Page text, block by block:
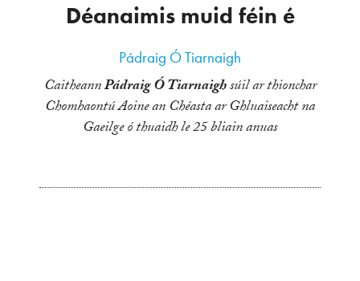
Déanaimis muid féin é
Pádraig Ó Tiarnaigh
CaitheannPádraig Ó Tiarnaighsúil ar thionchar
Chomhaontú Aoine an Chéasta ar Ghluaiseacht na
Gaeilge ó thuaidh le 25 bliain anuas